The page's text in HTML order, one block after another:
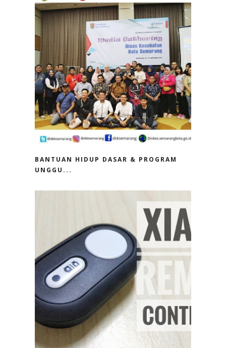
BANTUAN HIDUP DASAR & PROGRAM
UNGGU...